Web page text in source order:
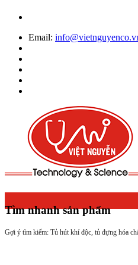
Email:
Tìm nhanh sản phẩm
Gợi ý tìm kiếm: Tủ hút khí độc, tủ đựng hóa